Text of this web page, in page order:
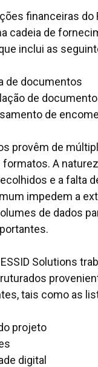
financeiras do
cadeia de
inclui as
de documentos
de
de
provêm de
A
e a falta
impedem a
de dados
Solutions
tais como as
projeto
digital